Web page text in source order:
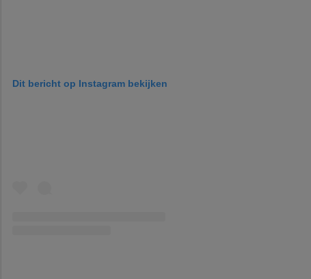
Dit bericht op Instagram bekijken